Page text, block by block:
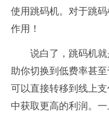
使用跳码机。对于跳
作用！
说白了，跳码机
助你切换到低费率甚
可以直接转移到线上
中获取更高的利润。